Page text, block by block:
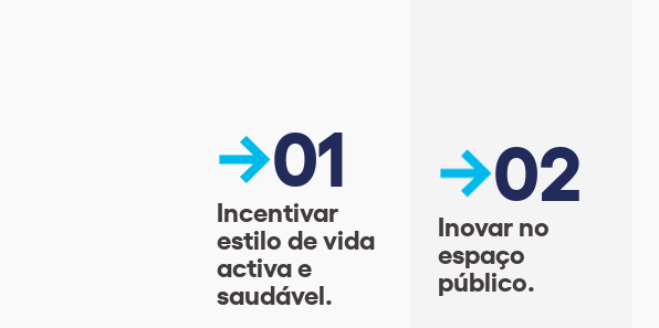
01
Incentivar
estilo de vida
activa e
saudável.
02
Inovar no
espaço
público.